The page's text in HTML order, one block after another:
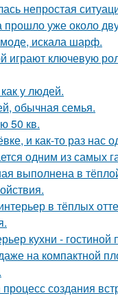
непростая
уже около
искала шарф.
играют ключевую
у людей.
обычная семья.
50 кв.
и как-то раз нас
одним из самых
выполнена в
в тёплых
кухни -
на компактной
создания